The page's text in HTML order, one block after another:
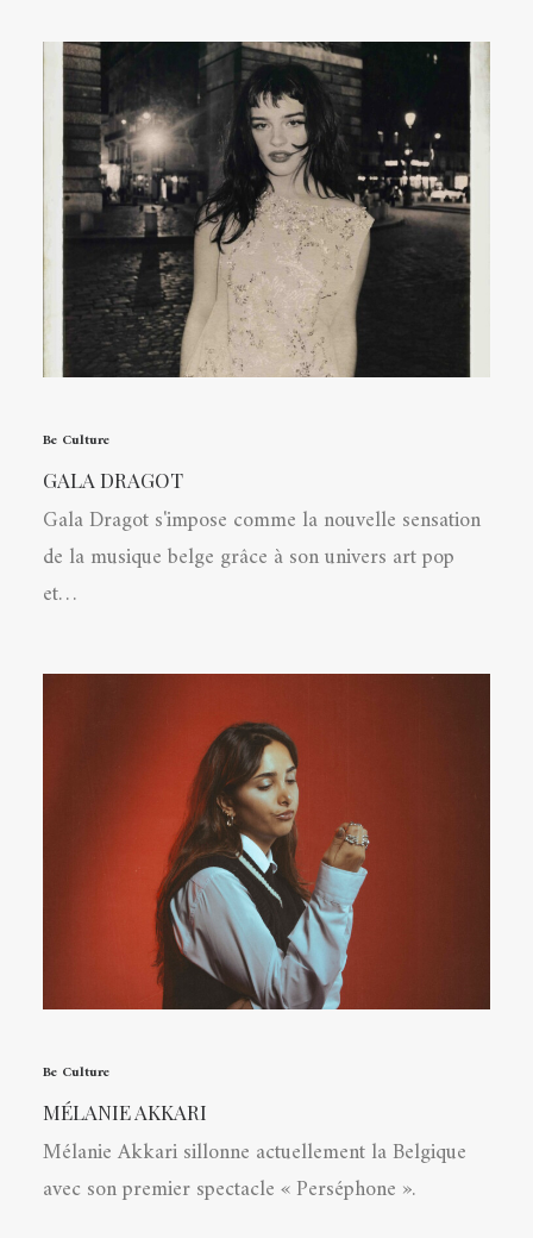
Be Culture
GALA DRAGOT
Gala Dragot s'impose comme la nouvelle sensation
de la musique belge grâce à son univers art pop
et…
Be Culture
MÉLANIE AKKARI
Mélanie Akkari sillonne actuellement la Belgique
avec son premier spectacle « Perséphone ».